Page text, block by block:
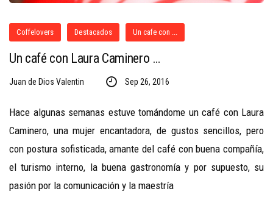
Coffelovers Destacados Un cafe con ...
Un café con Laura Caminero …
Juan de Dios Valentin Sep 26, 2016
Hace algunas semanas estuve tomándome un café con Laura
Caminero, una mujer encantadora, de gustos sencillos, pero
con postura sofisticada, amante del café con buena compañía,
el turismo interno, la buena gastronomía y por supuesto, su
pasión por la comunicación y la maestría